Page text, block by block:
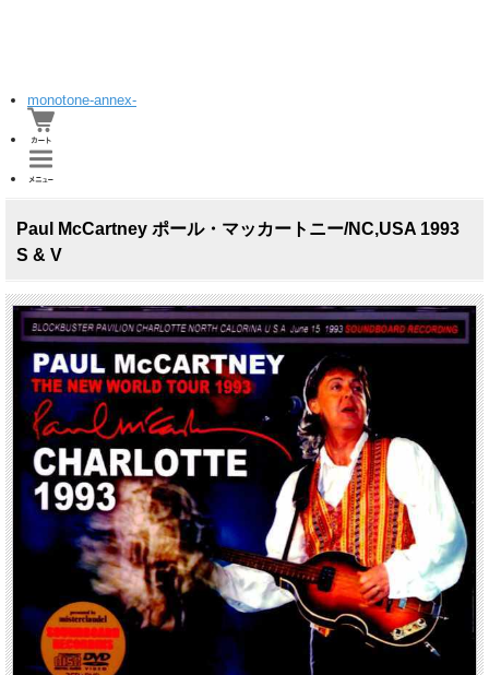
monotone-annex-
Paul McCartney ポール・マッカートニー/NC,USA 1993
S & V